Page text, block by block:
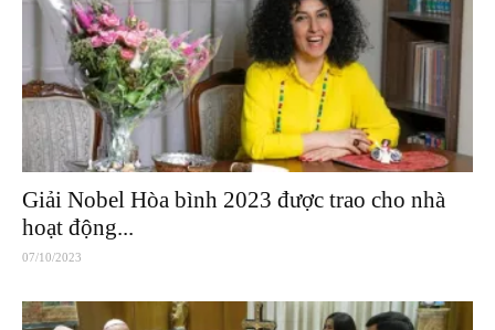
Giải Nobel Hòa bình 2023 được trao cho nhà
hoạt động...
07/10/2023